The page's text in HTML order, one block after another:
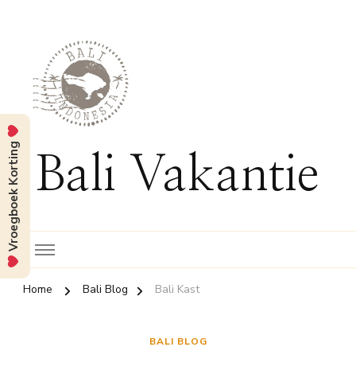
Bali Vakantie
Home Bali Blog Bali Kast
BALI BLOG
Vroegboek Korting